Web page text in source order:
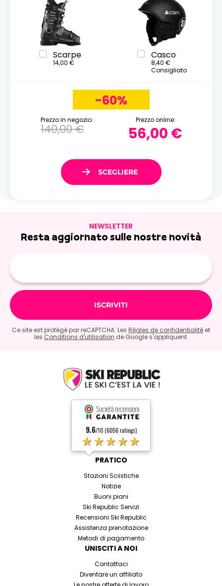
Scarpe
14,00 €
Casco
8,40 €
Consigliato
-60%
Prezzo in negozio:
140,00 €
Prezzo online:
56,00 €
NEWSLETTER
Resta aggiornato sulle nostre novità
Ce site est protégé par reCAPTCHA. Les Règles de confidentialité et
les Conditions d'utilisation de Google s'appliquent.
9.6/10 (6056 ratings)
★★★★★
PRATICO
Stazioni Sciistiche
Notizie
Buoni piani
Ski Republic Servizi
Recensioni Ski Republic
Assistenza prenotazione
Metodi di pagamento
UNISCITI A NOI
Contattaci
Diventare un affiliato